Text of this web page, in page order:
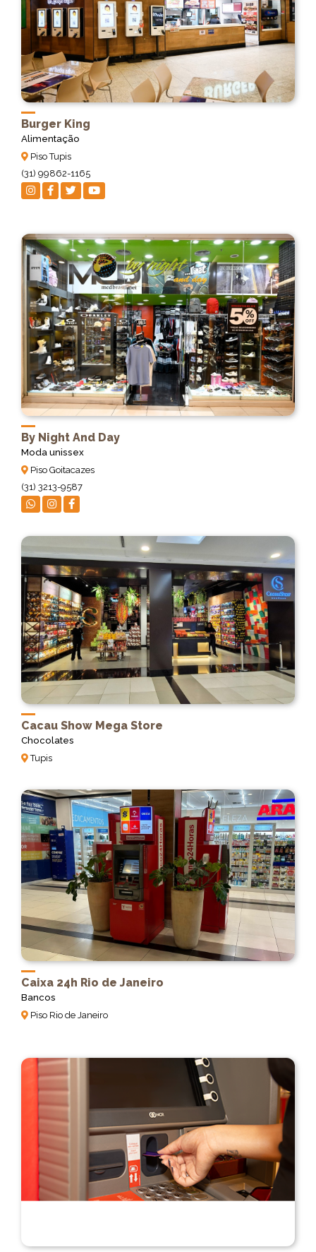
Burger King
Alimentação
Piso Tupis
(31) 99862-1165
By Night And Day
Moda unissex
Piso Goitacazes
(31) 3213-9587
Cacau Show Mega Store
Chocolates
Tupis
Caixa 24h Rio de Janeiro
Bancos
Piso Rio de Janeiro